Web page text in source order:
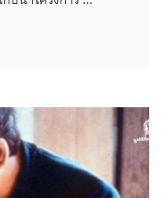
สถียร ตอนที่ 3 การช่วยเหลือสั